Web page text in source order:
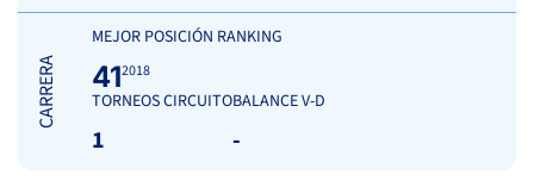
CARRERA
MEJOR POSICIÓN RANKING
412018
TORNEOS CIRCUITO
1
BALANCE V-D
-